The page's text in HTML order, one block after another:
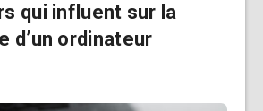
qui influent sur la
d’un ordinateur